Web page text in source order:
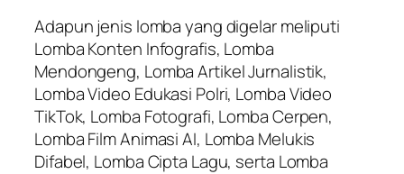
Adapun jenis lomba yang digelar meliputi
Lomba Konten Infografis, Lomba
Mendongeng, Lomba Artikel Jurnalistik,
Lomba Video Edukasi Polri, Lomba Video
TikTok, Lomba Fotografi, Lomba Cerpen,
Lomba Film Animasi AI, Lomba Melukis
Difabel, Lomba Cipta Lagu, serta Lomba